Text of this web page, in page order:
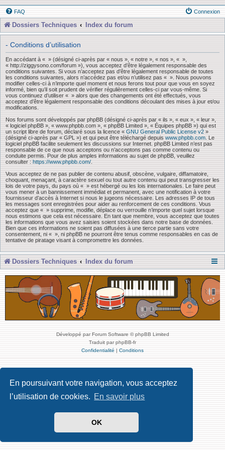
En poursuivant votre navigation, vous acceptez
l’utilisation de cookies. En savoir plus
OK
FAQ Connexion
Dossiers Techniques Index du forum
- Conditions d’utilisation
En accédant à « » (désigné ci-après par « nous », « notre », « nos », « »,
« http://ziggysono.com/forum »), vous acceptez d’être légalement responsable des
conditions suivantes. Si vous n’acceptez pas d’être légalement responsable de toutes
les conditions suivantes, alors n’accédez pas et/ou n’utilisez pas « ». Nous pouvons
modifier celles-ci à n’importe quel moment et nous ferons tout pour que vous en soyez
informé, bien qu’il soit prudent de vérifier régulièrement celles-ci par vous-même. Si
vous continuez d’utiliser « » alors que des changements ont été effectués, vous
acceptez d’être légalement responsable des conditions découlant des mises à jour et/ou
modifications.
Nos forums sont développés par phpBB (désigné ci-après par « ils », « eux », « leur »,
« logiciel phpBB », « www.phpbb.com », « phpBB Limited », « Équipes phpBB ») qui est
un script libre de forum, déclaré sous la licence « GNU General Public License v2 »
(désigné ci-après par « GPL ») et qui peut être téléchargé depuis www.phpbb.com . Le
logiciel phpBB facilite seulement les discussions sur Internet. phpBB Limited n’est pas
responsable de ce que nous acceptons ou n’acceptons pas comme contenu ou
conduite permis. Pour de plus amples informations au sujet de phpBB, veuillez
consulter : https://www.phpbb.com/
Vous acceptez de ne pas publier de contenu abusif, obscène, vulgaire, diffamatoire,
choquant, menaçant, à caractère sexuel ou tout autre contenu qui peut transgresser les
lois de votre pays, du pays où « » est hébergé ou les lois internationales. Le faire peut
vous mener à un bannissement immédiat et permanent, avec une notification à votre
fournisseur d’accès à Internet si nous le jugeons nécessaire. Les adresses IP de tous
les messages sont enregistrées pour aider au renforcement de ces conditions. Vous
acceptez que « » supprime, modifie, déplace ou verrouille n’importe quel sujet lorsque
nous estimons que cela est nécessaire. En tant que membre, vous acceptez que toutes
les informations que vous avez saisies soient stockées dans notre base de données.
Bien que ces informations ne soient pas diffusées à une tierce partie sans votre
consentement, ni « », ni phpBB ne pourront être tenus comme responsables en cas de
tentative de piratage visant à compromettre les données.
Dossiers Techniques Index du forum
Développé par Forum Software © phpBB Limited
Traduit par phpBB-fr
Confidentialité | Conditions